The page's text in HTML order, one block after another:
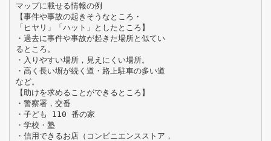
マップに載せる情報の例
【事件や事故の起きそうなところ・
「ヒヤリ」「ハット」としたところ】
・過去に事件や事故が起きた場所と似てい
るところ。
・入りやすい場所，見えにくい場所。
・高く長い塀が続く道・路上駐車の多い道
など。
【助けを求めることができるところ】
・警察署，交番
・子ども 110 番の家
・学校・塾
・信用できるお店（コンビニエンスストア，